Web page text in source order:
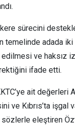
sürecini
temelinde adada
edilmesi ve haksız
ifade etti.
ait değerleri
ve Kıbrıs’ta işgal
sözlerle eleştiren